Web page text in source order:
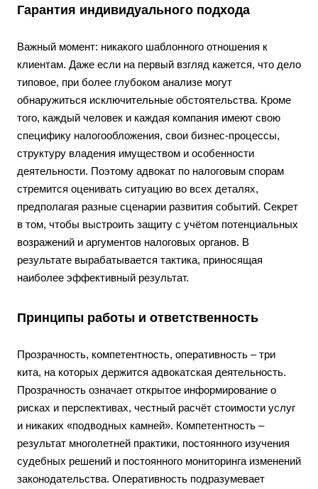
Гарантия индивидуального подхода
Важный момент: никакого шаблонного отношения к
клиентам. Даже если на первый взгляд кажется, что дело
типовое, при более глубоком анализе могут
обнаружиться исключительные обстоятельства. Кроме
того, каждый человек и каждая компания имеют свою
специфику налогообложения, свои бизнес-процессы,
структуру владения имуществом и особенности
деятельности. Поэтому адвокат по налоговым спорам
стремится оценивать ситуацию во всех деталях,
предполагая разные сценарии развития событий. Секрет
в том, чтобы выстроить защиту с учётом потенциальных
возражений и аргументов налоговых органов. В
результате вырабатывается тактика, приносящая
наиболее эффективный результат.
Принципы работы и ответственность
Прозрачность, компетентность, оперативность – три
кита, на которых держится адвокатская деятельность.
Прозрачность означает открытое информирование о
рисках и перспективах, честный расчёт стоимости услуг
и никаких «подводных камней». Компетентность –
результат многолетней практики, постоянного изучения
судебных решений и постоянного мониторинга изменений
законодательства. Оперативность подразумевает